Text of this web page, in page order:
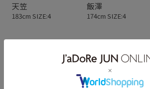
天笠
183cm SIZE:4
飯澤
174cm SIZE:4
スタッフレビュー